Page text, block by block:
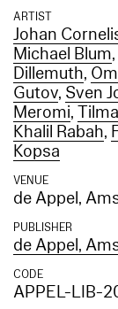
ARTIST
Johan
Michael Blum,
Dillemuth,
Gutov, Sven
Meromi,
Khalil Rabah,
Kopsa
VENUE
de Appel,
PUBLISHER
de Appel,
CODE
APPEL-LIB-